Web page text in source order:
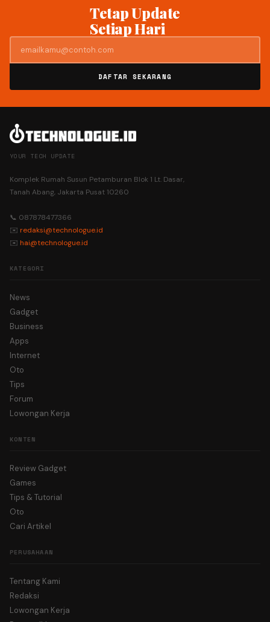
Tetap Update
Setiap Hari
DAFTAR SEKARANG
YOUR TECH UPDATE
Komplek Rumah Susun Petamburan Blok 1 Lt. Dasar,
Tanah Abang, Jakarta Pusat 10260
📞 087878477366
✉️ redaksi@technologue.id
✉️ hai@technologue.id
KATEGORI
News
Gadget
Business
Apps
Internet
Oto
Tips
Forum
Lowongan Kerja
KONTEN
Review Gadget
Games
Tips & Tutorial
Oto
Cari Artikel
PERUSAHAAN
Tentang Kami
Redaksi
Lowongan Kerja